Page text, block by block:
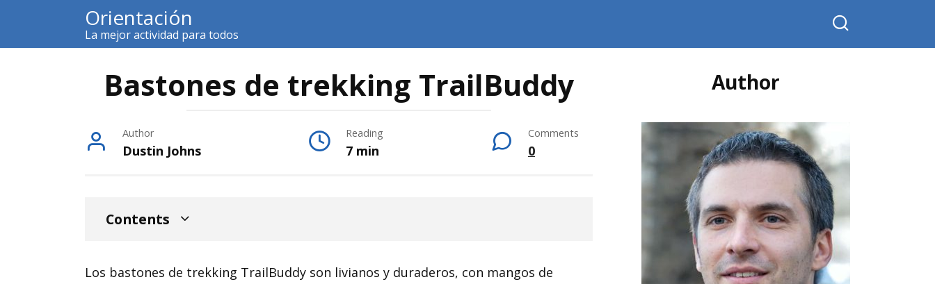
content
Orientación
La mejor actividad para todos
Bastones de trekking TrailBuddy
Author
Dustin Johns
Reading
7 min
Comments
0
Contents
Los bastones de trekking TrailBuddy son livianos y duraderos, con mangos de
Author